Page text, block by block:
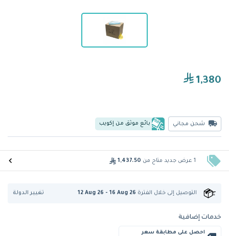
1,380
شحن مجاني بائع موثق من إكويب
1 عرض جديد متاح من 1,437.50
التوصيل إلى خلال الفترة 12 Aug 26 - 16 Aug 26 تغيير الدولة
خدمات إضافية
احصل على مطابقة سعر